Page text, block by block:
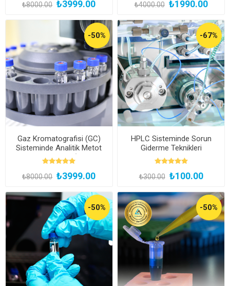
₺8000.00 ₺3999.00 ₺4000.00 ₺1990.00
-50%
Gaz Kromatografisi (GC)
Sisteminde Analitik Metot
Geliştirme Eğitimi (Kayıttan
Hemen İzle)
₺8000.00 ₺3999.00
-67%
HPLC Sisteminde Sorun
Giderme Teknikleri
₺300.00 ₺100.00
-50% -50%